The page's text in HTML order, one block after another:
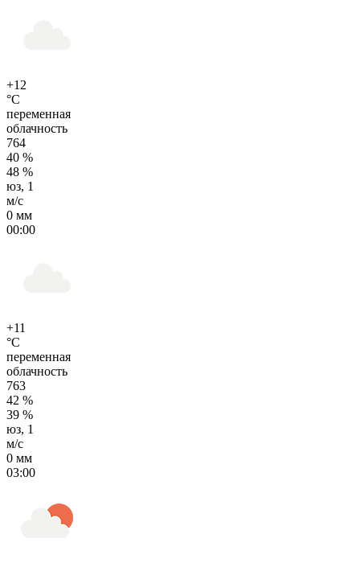
+12
°C
переменная
облачность
764
40 %
48 %
юз, 1
м/с
0 мм
00:00
+11
°C
переменная
облачность
763
42 %
39 %
юз, 1
м/с
0 мм
03:00